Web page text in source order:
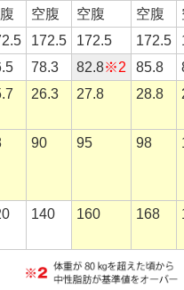
空腹 空腹 空腹
172.5 172.5 172.5
78.3 82.8※2 85.8
26.3 27.8 28.8
90 95 98
140 160 168